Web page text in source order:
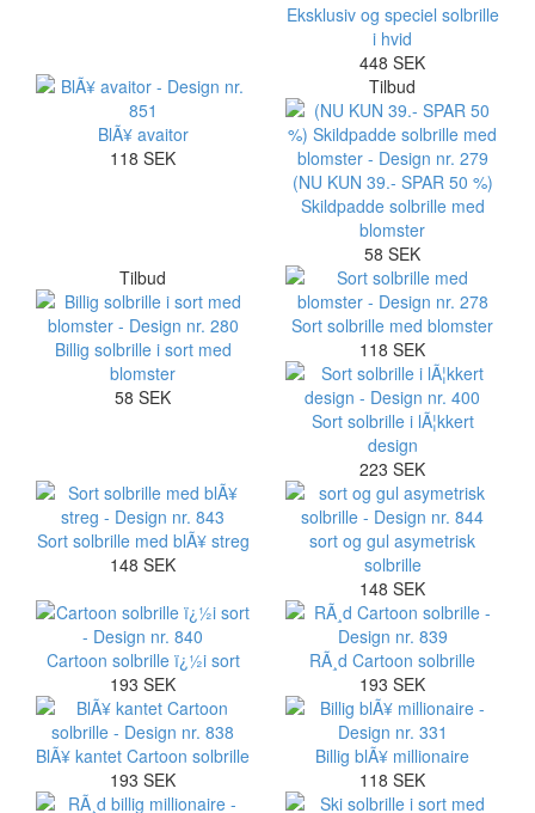
Eksklusiv og speciel solbrille
i hvid
448 SEK
BlÃ¥ avaitor
118 SEK
Tilbud
(NU KUN 39.- SPAR 50 %)
Skildpadde solbrille med
blomster
58 SEK
Tilbud
Billig solbrille i sort med
blomster
58 SEK
Sort solbrille med blomster
118 SEK
Sort solbrille i lÃ¦kkert
design
223 SEK
Sort solbrille med blÃ¥ streg
148 SEK
sort og gul asymetrisk
solbrille
148 SEK
Cartoon solbrille ï¿½i sort
193 SEK
RÃ¸d Cartoon solbrille
193 SEK
BlÃ¥ kantet Cartoon solbrille
193 SEK
Billig blÃ¥ millionaire
118 SEK